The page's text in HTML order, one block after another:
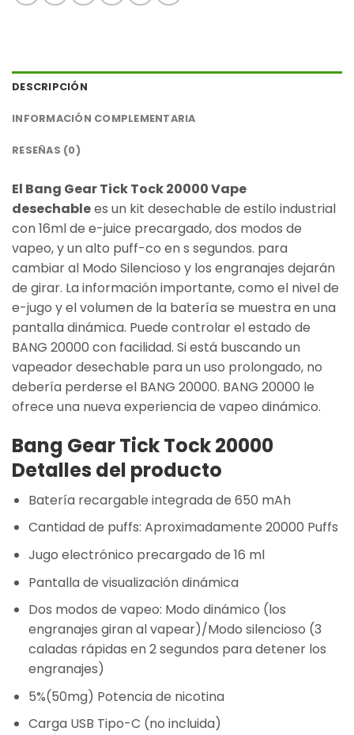
DESCRIPCIÓN
INFORMACIÓN COMPLEMENTARIA
RESEÑAS (0)
El Bang Gear Tick Tock 20000 Vape
desechablees un kit desechable de estilo industrial
con 16ml de e-juice precargado, dos modos de
vapeo, y un alto puff-co en s segundos. para
cambiar al Modo Silencioso y los engranajes dejarán
de girar. La información importante, como el nivel de
e-jugo y el volumen de la batería se muestra en una
pantalla dinámica. Puede controlar el estado de
BANG 20000 con facilidad. Si está buscando un
vapeador desechable para un uso prolongado, no
debería perderse el BANG 20000. BANG 20000 le
ofrece una nueva experiencia de vapeo dinámico.
Bang Gear Tick Tock 20000
Detalles del producto
Batería recargable integrada de 650 mAh
Cantidad de puffs: Aproximadamente 20000 Puffs
Jugo electrónico precargado de 16 ml
Pantalla de visualización dinámica
Dos modos de vapeo: Modo dinámico (los
engranajes giran al vapear)/Modo silencioso (3
caladas rápidas en 2 segundos para detener los
engranajes)
5%(50mg) Potencia de nicotina
Carga USB Tipo-C (no incluida)